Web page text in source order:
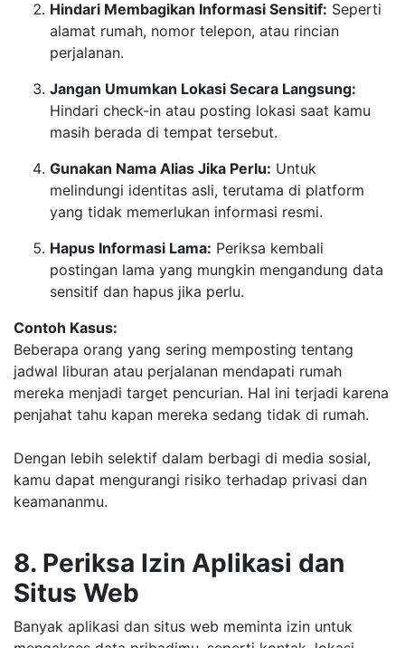
Hindari Membagikan Informasi Sensitif: Seperti
alamat rumah, nomor telepon, atau rincian
perjalanan.
Jangan Umumkan Lokasi Secara Langsung:
Hindari check-in atau posting lokasi saat kamu
masih berada di tempat tersebut.
Gunakan Nama Alias Jika Perlu: Untuk
melindungi identitas asli, terutama di platform
yang tidak memerlukan informasi resmi.
Hapus Informasi Lama: Periksa kembali
postingan lama yang mungkin mengandung data
sensitif dan hapus jika perlu.
Contoh Kasus:
Beberapa orang yang sering memposting tentang
jadwal liburan atau perjalanan mendapati rumah
mereka menjadi target pencurian. Hal ini terjadi karena
penjahat tahu kapan mereka sedang tidak di rumah.
Dengan lebih selektif dalam berbagi di media sosial,
kamu dapat mengurangi risiko terhadap privasi dan
keamananmu.
8. Periksa Izin Aplikasi dan
Situs Web
Banyak aplikasi dan situs web meminta izin untuk